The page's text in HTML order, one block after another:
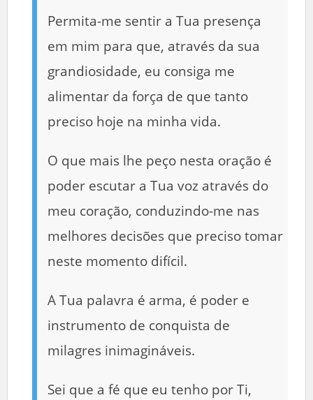
Permita-me sentir a Tua presença
em mim para que, através da sua
grandiosidade, eu consiga me
alimentar da força de que tanto
preciso hoje na minha vida.
O que mais lhe peço nesta oração é
poder escutar a Tua voz através do
meu coração, conduzindo-me nas
melhores decisões que preciso tomar
neste momento difícil.
A Tua palavra é arma, é poder e
instrumento de conquista de
milagres inimagináveis.
Sei que a fé que eu tenho por Ti,